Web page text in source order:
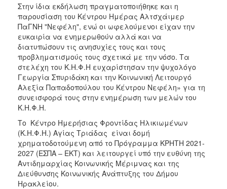
Στην ίδια εκδήλωση πραγματοποιήθηκε και η
παρουσίαση του Κέντρου Ημέρας Αλτσχάιμερ
ΠαΓΝΗ "Νεφέλη", ενώ οι ωφελούμενοι είχαν την
ευκαιρία να ενημερωθούν αλλά και να
διατυπώσουν τις ανησυχίες τους και τους
προβληματισμούς τους σχετικά με την νόσο. Τα
στελέχη του Κ.Η.Φ.Η ευχαρίστησαν την ψυχολόγο
Γεωργία Σπυριδάκη και την Κοινωνική Λειτουργό
Αλεξία Παπαδοπούλου του Κέντρου Νεφέλη» για τη
συνεισφορά τους στην ενημέρωση των μελών του
Κ.Η.Φ.Η.
Το Κέντρο Ημερήσιας Φροντίδας Ηλικιωμένων
(Κ.Η.Φ.Η.) Αγίας Τριάδας είναι δομή
χρηματοδοτούμενη από το Πρόγραμμα ΚΡΗΤΗ 2021-
2027 (ΕΣΠΑ – ΕΚΤ) και λειτουργεί υπό την ευθύνη της
Αντιδημαρχίας Κοινωνικής Μέριμνας και της
Διεύθυνσης Κοινωνικής Ανάπτυξης του Δήμου
Ηρακλείου.